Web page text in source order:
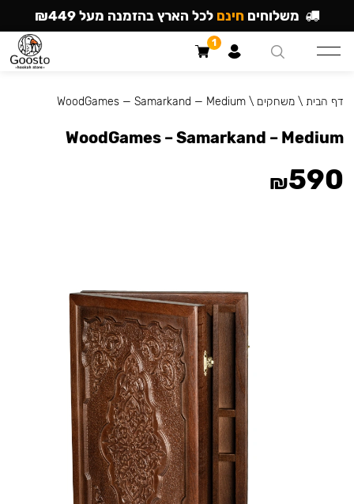
דף הבית \משחקים \
WoodGames — Samarkand — Medium
WoodGames – Samarkand – Medium
₪590
משלוחים חינם לכל הארץ בהזמנה מעל ₪449
1